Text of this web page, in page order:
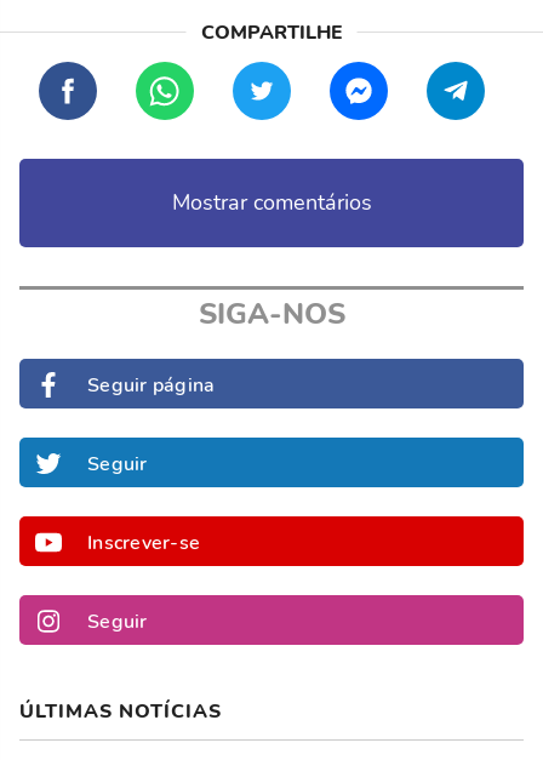
Mostrar comentários
SIGA-NOS
Seguir página
Seguir
Inscrever-se
Seguir
ÚLTIMAS NOTÍCIAS